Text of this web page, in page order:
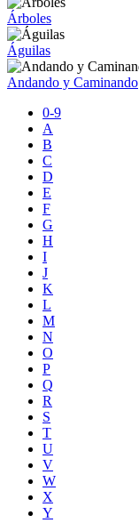
Árboles
Águilas
Andando y Caminando
0-9
A
B
C
D
E
F
G
H
I
J
K
L
M
N
O
P
Q
R
S
T
U
V
W
X
Y